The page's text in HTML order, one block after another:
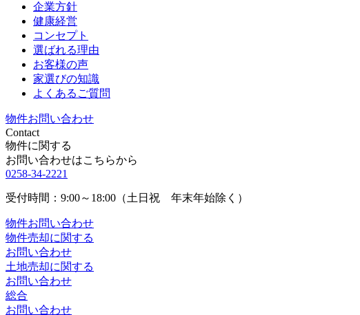
企業方針
健康経営
コンセプト
選ばれる理由
お客様の声
家選びの知識
よくあるご質問
物件お問い合わせ
Contact
物件に関する
お問い合わせはこちらから
0258-34-2221
受付時間：9:00～18:00（土日祝 年末年始除く）
物件お問い合わせ
物件売却に関する
お問い合わせ
土地売却に関する
お問い合わせ
総合
お問い合わせ